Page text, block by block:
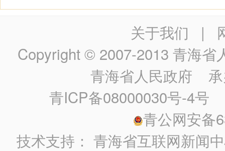
关于我们 |
Copyright © 2007-2013 青海省
青海省人民政府 承
青ICP备08000030号-4号
青公网安备
技术支持：青海省互联网新闻